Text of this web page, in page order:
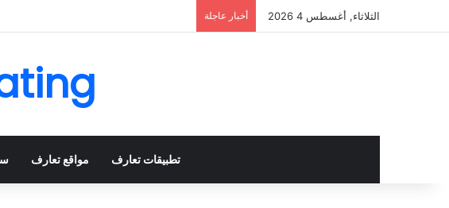
الثلاثاء, أغسطس 4 2026 أخبار عاجلة
تطبيقات تعارف مواقع تعارف